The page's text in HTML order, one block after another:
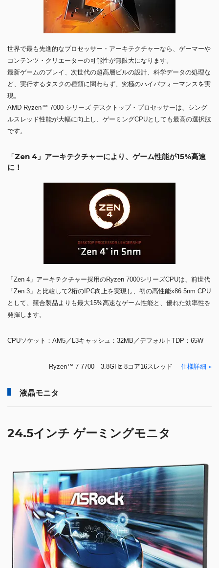
世界で最も先進的なプロセッサー・アーキテクチャーなら、ゲーマーや
コンテンツ・クリエーターの可能性が無限大になります。
最新ゲームのプレイ、次世代の超高層ビルの設計、科学データの処理な
ど、実行するタスクの種類に関わらず、究極のハイパフォーマンスを実
現。
AMD Ryzen™ 7000 シリーズ デスクトップ・プロセッサーは、シング
ルスレッド性能が大幅に向上し、ゲーミングCPUとしても最高の選択肢
です。
「Zen 4」アーキテクチャーにより、ゲーム性能が15%高速
に！
「Zen 4」アーキテクチャー採用のRyzen 7000シリーズCPUは、前世代
「Zen 3」と比較して2桁のIPC向上を実現し、初の高性能x86 5nm CPU
として、競合製品よりも最大15%高速なゲーム性能と、優れた効率性を
発揮します。
CPUソケット：AM5／L3キャッシュ：32MB／デフォルトTDP：65W
Ryzen™ 7 7700 3.8GHz 8コア16スレッド 仕様詳細 »
液晶モニタ
24.5インチ ゲーミングモニタ